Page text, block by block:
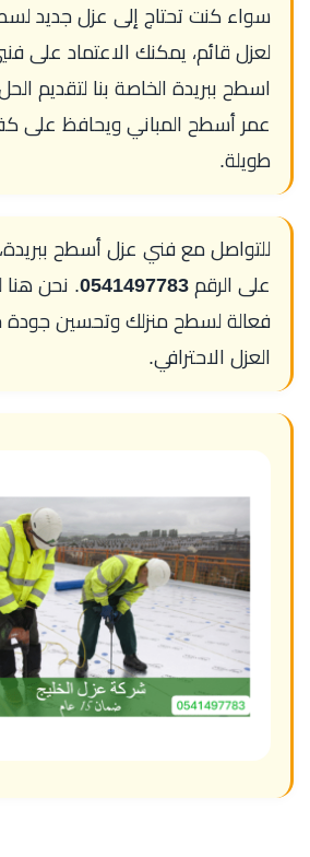
سواء كنت تحتاج إلى عزل جديد
لعزل قائم، يمكنك الاعتماد على
اسطح ببريدة الخاصة بنا لتقديم
عمر أسطح المباني ويحافظ على
طويلة.
للتواصل مع فني عزل أسطح ببريدة،
على الرقم 0541497783. نحن هنا
فعالة لسطح منزلك وتحسين جودة
العزل الاحترافي.